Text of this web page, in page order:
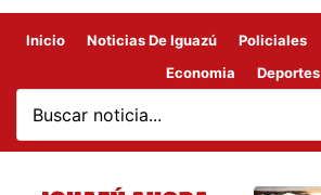
Inicio Noticias De Iguazú Policiales
Economia
Deportes